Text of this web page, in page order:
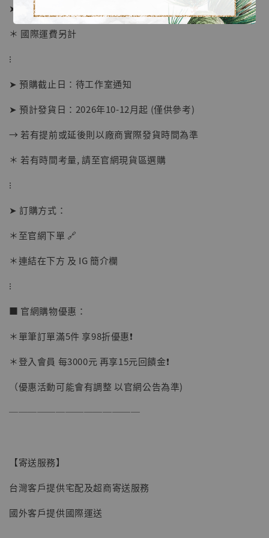
NT$ 1,870
【現貨】BJSTUDIO 1/6系列可動蒐藏人偶 讓
NT$ 4,980
NT$ 5,300
➤ 價格範圍 43980元 (訂金15000)
＊ 國際運費另計
⁝
➤ 預購截止日：待工作室通知
➤ 預計發貨日：2026年10-12月起 (僅供參考)
→ 若有提前或延後則以廠商實際發貨時間為準
＊ 若有時間考量, 請至官網現貨區選購
⁝
➤ 訂購方式：
＊至官網下單 🔗
＊連結在下方 及 IG 簡介欄
⁝
■ 官網購物優惠：
＊單筆訂單滿5件 享98折優惠❗️
＊登入會員 每3000元 再享15元回饋金❗️
（優惠活動可能會有調整 以官網公告為準)
──────────────
【寄送服務】
台灣客戶提供宅配及超商寄送服務
國外客戶提供國際運送